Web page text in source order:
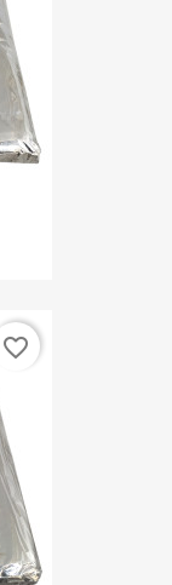
favorite_border